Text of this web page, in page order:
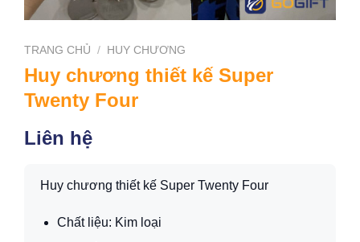
TRANG CHỦ / HUY CHƯƠNG
Huy chương thiết kế Super
Twenty Four
Liên hệ
Huy chương thiết kế Super Twenty Four
Chất liệu: Kim loại